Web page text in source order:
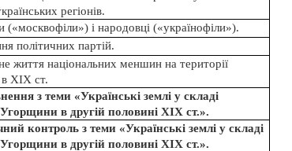
регіонів.
(«москвофіли») і народовці («українофіли»).
політичних партій.
життя національних меншин на території
в ХІХ ст.
з теми «Українські землі у складі
в другій половині ХІХ ст.».
контроль з теми «Українські землі у складі
в другій половині ХІХ ст.».